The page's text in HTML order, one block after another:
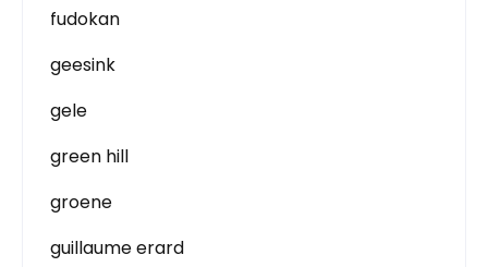
fudokan
geesink
gele
green hill
groene
guillaume erard